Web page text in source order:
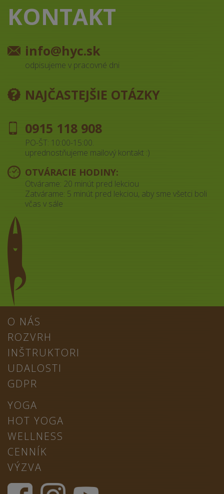
KONTAKT
info@hyc.sk
odpisujeme v pracovné dni
NAJČASTEJŠIE OTÁZKY
0915 118 908
PO-ŠT: 10:00-15:00.
uprednostňujeme mailový kontakt :)
OTVÁRACIE HODINY:
Otvárame: 20 minút pred lekciou
Zatvárame: 5 minút pred lekciou, aby sme všetci boli
včas v sále
O NÁS
ROZVRH
INŠTRUKTORI
UDALOSTI
GDPR
YOGA
HOT YOGA
WELLNESS
CENNÍK
VÝZVA